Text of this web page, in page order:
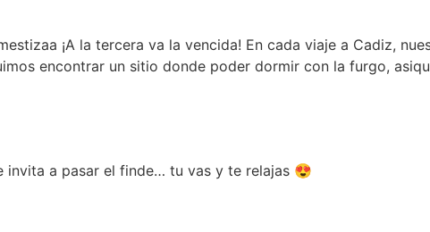
¡A la tercera va la vencida! En cada viaje a Cadiz,
encontrar un sitio donde poder dormir con la furgo,
invita a pasar el finde… tu vas y te relajas 😍